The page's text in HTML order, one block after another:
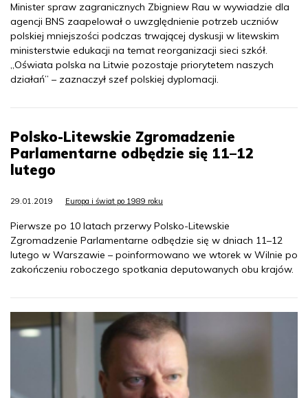
Minister spraw zagranicznych Zbigniew Rau w wywiadzie dla
agencji BNS zaapelował o uwzględnienie potrzeb uczniów
polskiej mniejszości podczas trwającej dyskusji w litewskim
ministerstwie edukacji na temat reorganizacji sieci szkół.
„Oświata polska na Litwie pozostaje priorytetem naszych
działań” – zaznaczył szef polskiej dyplomacji.
Polsko-Litewskie Zgromadzenie
Parlamentarne odbędzie się 11–12
lutego
29.01.2019 Europa i świat po 1989 roku
Pierwsze po 10 latach przerwy Polsko-Litewskie
Zgromadzenie Parlamentarne odbędzie się w dniach 11–12
lutego w Warszawie – poinformowano we wtorek w Wilnie po
zakończeniu roboczego spotkania deputowanych obu krajów.